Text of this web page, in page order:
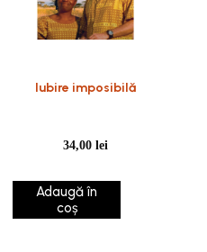
Iubire imposibilă
34,00lei
Adaugă în
coș